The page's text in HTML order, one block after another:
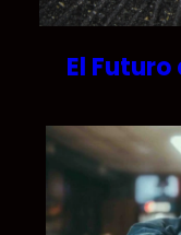
El